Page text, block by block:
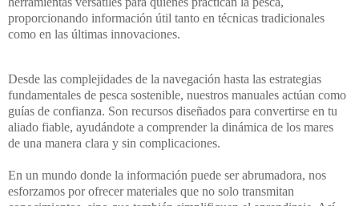
proporcionando información útil tanto en técnicas tradicionales
como en las últimas innovaciones.
Desde las complejidades de la navegación hasta las estrategias
fundamentales de pesca sostenible, nuestros manuales actúan como
guías de confianza. Son recursos diseñados para convertirse en tu
aliado fiable, ayudándote a comprender la dinámica de los mares
de una manera clara y sin complicaciones.
En un mundo donde la información puede ser abrumadora, nos
esforzamos por ofrecermateriales que no solo transmitan